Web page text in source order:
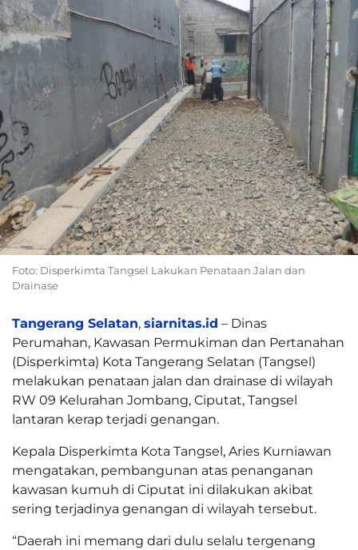
Foto: Disperkimta Tangsel Lakukan Penataan Jalan dan
Drainase
Tangerang Selatan, siarnitas.id – Dinas
Perumahan, Kawasan Permukiman dan Pertanahan
(Disperkimta) Kota Tangerang Selatan (Tangsel)
melakukan penataan jalan dan drainase di wilayah
RW 09 Kelurahan Jombang, Ciputat, Tangsel
lantaran kerap terjadi genangan.
Kepala Disperkimta Kota Tangsel, Aries Kurniawan
mengatakan, pembangunan atas penanganan
kawasan kumuh di Ciputat ini dilakukan akibat
sering terjadinya genangan di wilayah tersebut.
“Daerah ini memang dari dulu selalu tergenang